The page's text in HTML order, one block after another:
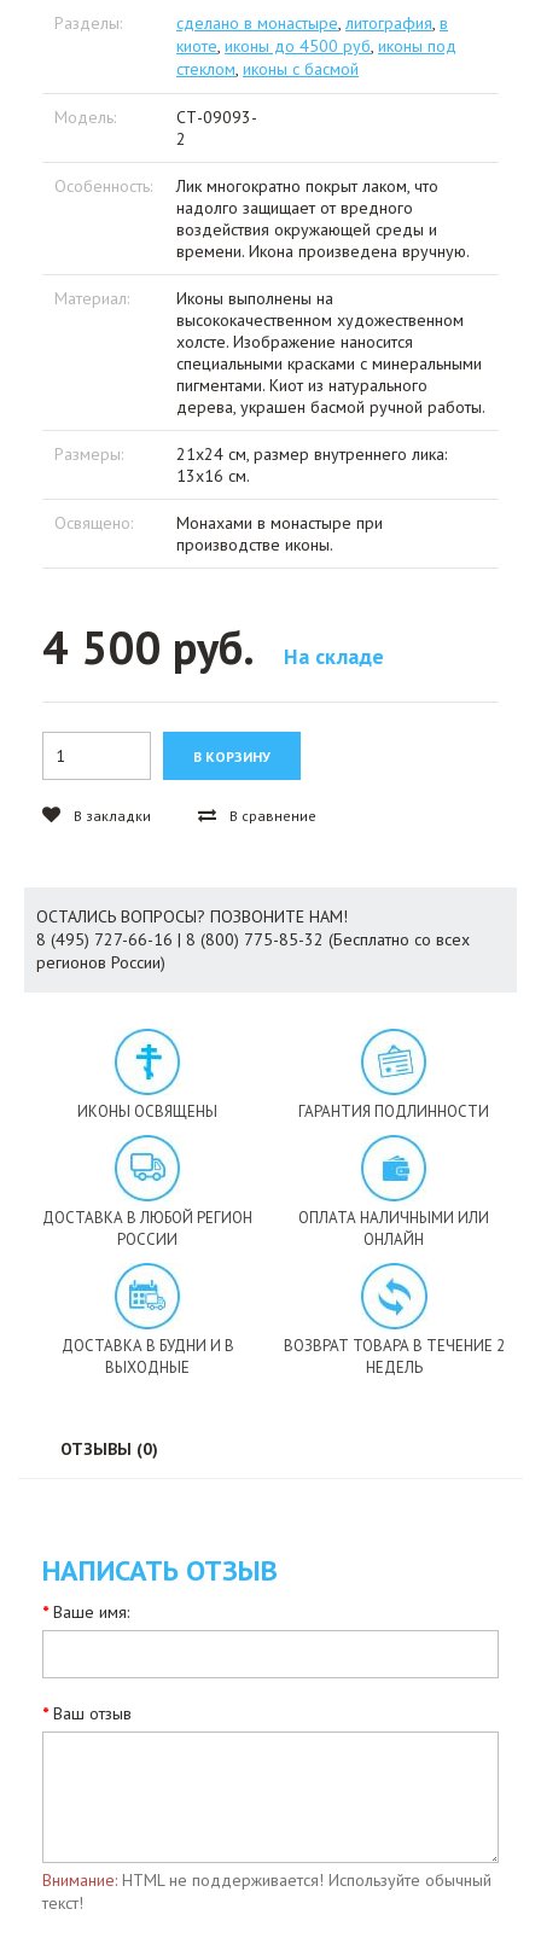
Разделы: сделано в монастыре, литография, в
киоте, иконы до 4500 руб, иконы под
стеклом, иконы с басмой
Модель:
СТ-09093-
2
Особенность:
Лик многократно покрыт лаком, что
надолго защищает от вредного
воздействия окружающей среды и
времени. Икона произведена вручную.
Материал:
Иконы выполнены на
высококачественном художественном
холсте. Изображение наносится
специальными красками с минеральными
пигментами. Киот из натурального
дерева, украшен басмой ручной работы.
Размеры:
21х24 см, размер внутреннего лика:
13х16 см.
Освящено:
Монахами в монастыре при
производстве иконы.
4 500 руб. На складе
В закладки В сравнение
ОСТАЛИСЬ ВОПРОСЫ? ПОЗВОНИТЕ НАМ!
8 (495) 727-66-16 | 8 (800) 775-85-32 (Бесплатно со всех
регионов России)
ИКОНЫ ОСВЯЩЕНЫ ГАРАНТИЯ ПОДЛИННОСТИ
ДОСТАВКА В ЛЮБОЙ РЕГИОН
РОССИИ
ОПЛАТА НАЛИЧНЫМИ ИЛИ
ОНЛАЙН
ДОСТАВКА В БУДНИ И В
ВЫХОДНЫЕ
ВОЗВРАТ ТОВАРА В ТЕЧЕНИЕ 2
НЕДЕЛЬ
ОТЗЫВЫ (0)
НАПИСАТЬ ОТЗЫВ
Ваше имя:
Ваш отзыв
Внимание: HTML не поддерживается! Используйте обычный
текст!